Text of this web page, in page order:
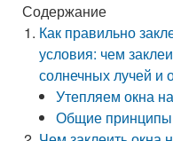
Содержание
Как правильно
условия: чем
солнечных лучей и
Утепляем окна
Общие принципы